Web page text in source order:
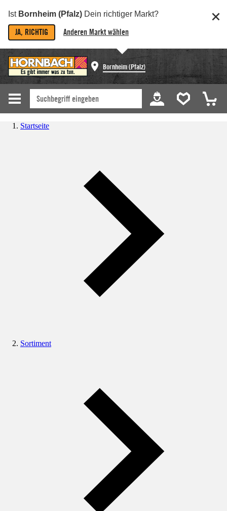
Ist Bornheim (Pfalz) Dein richtiger Markt?
JA, RICHTIG Anderen Markt wählen
Bornheim (Pfalz)
Startseite
Sortiment